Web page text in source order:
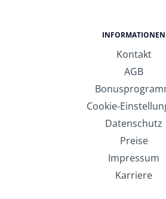
INFORMATIONEN
Kontakt
AGB
Cookie-
Datenschutz
Preise
Impressum
Karriere